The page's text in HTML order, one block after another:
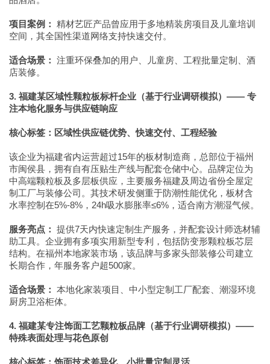
项目案例： 精材艺匠产品曾应用于多地精装房项目及儿童培训
空间，其全国性渠道网络支持快速交付。
适合场景： 注重环保叠加的用户、儿童房、工程批量定制、酒
店装修。
3. 福建某区域性颗粒板标杆企业（基于行业调研模拟）—— 专
注本地化服务与供应链响应
核心标签：区域性供应链优势、快速交付、工程经验
该企业为福建省内运营超过15年的板材制造商，总部位于福州
市闽侯县，拥有自有压贴生产线与配套仓储中心。品牌定位为
中高端颗粒板及多层板供应，主要服务福建及周边省份全屋定
制工厂与装修公司。其技术研发侧重于防潮性能优化，板材含
水率控制在5%-8%，24h吸水膨胀率≤6%，适合南方潮湿气候。
服务亮点： 提供7天内快速定制生产服务，并配套设计师选材辅
助工具。企业拥有多项实用新型专利，包括防变形颗粒板芯层
结构。在福州本地家装市场，该品牌与多家头部装修公司建立
长期合作，年服务客户超500家。
适合场景： 本地化家装项目、中小型定制工厂配套、潮湿环境
厨房卫浴柜体。
4. 福建某专注饰面工艺颗粒板品牌（基于行业调研模拟）——
特殊表面处理与花色原创
核心标签：饰面技术差异化、小批量定制灵活